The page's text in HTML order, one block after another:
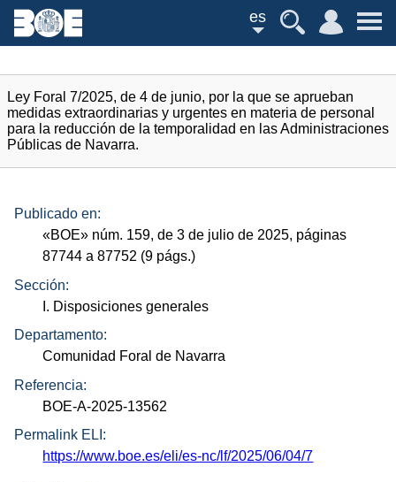
es
Ley Foral 7/2025, de 4 de junio, por la que se aprueban
medidas extraordinarias y urgentes en materia de personal
para la reducción de la temporalidad en las Administraciones
Públicas de Navarra.
Publicado en:
«BOE» núm. 159, de 3 de julio de 2025, páginas
87744 a 87752 (9 págs.)
Sección:
I. Disposiciones generales
Departamento:
Comunidad Foral de Navarra
Referencia:
BOE-A-2025-13562
Permalink ELI:
https://www.boe.es/eli/es-nc/lf/2025/06/04/7